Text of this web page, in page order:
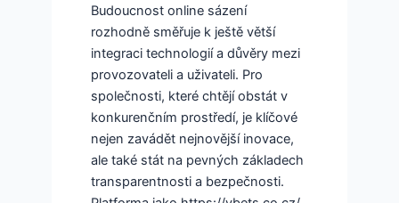
Budoucnost online sázení
rozhodně směřuje k ještě větší
integraci technologií a důvěry mezi
provozovateli a uživateli. Pro
společnosti, které chtějí obstát v
konkurenčním prostředí, je klíčové
nejen zavádět nejnovější inovace,
ale také stát na pevných základech
transparentnosti a bezpečnosti.